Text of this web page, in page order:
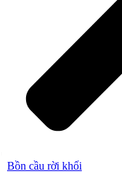
Bồn cầu rời khối